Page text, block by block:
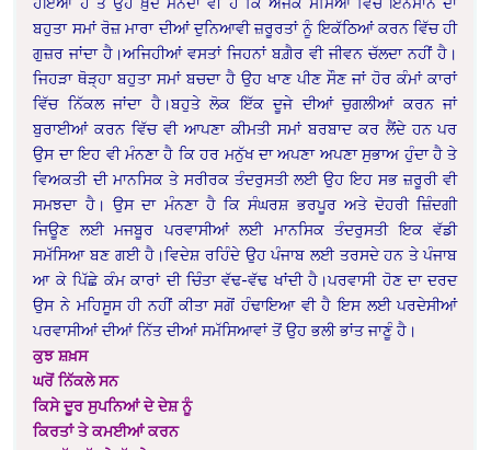
ਬਹੁਤਾ ਸਮਾਂ ਰੋਜ਼ ਮਾਰਾ ਦੀਆਂ ਦੁਨਿਆਵੀ ਜ਼ਰੂਰਤਾਂ ਨੂੰ ਇਕੱਠਿਆਂ ਕਰਨ ਵਿੱਚ ਹੀ
ਗੁਜ਼ਰ ਜਾਂਦਾ ਹੈ।ਅਜਿਹੀਆਂ ਵਸਤਾਂ ਜਿਹਨਾਂ ਬਗ਼ੈਰ ਵੀ ਜੀਵਨ ਚੱਲਦਾ ਨਹੀਂ ਹੈ।
ਜਿਹੜਾ ਥੋੜ੍ਹਾ ਬਹੁਤਾ ਸਮਾਂ ਬਚਦਾ ਹੈ ਉਹ ਖਾਣ ਪੀਣ ਸੌਣ ਜਾਂ ਹੋਰ ਕੰਮਾਂ ਕਾਰਾਂ
ਵਿੱਚ ਨਿੱਕਲ ਜਾਂਦਾ ਹੈ।ਬਹੁਤੇ ਲੋਕ ਇੱਕ ਦੂਜੇ ਦੀਆਂ ਚੁਗਲੀਆਂ ਕਰਨ ਜਾਂ
ਬੁਰਾਈਆਂ ਕਰਨ ਵਿੱਚ ਵੀ ਆਪਣਾ ਕੀਮਤੀ ਸਮਾਂ ਬਰਬਾਦ ਕਰ ਲੈਂਦੇ ਹਨ ਪਰ
ਉਸ ਦਾ ਇਹ ਵੀ ਮੰਨਣਾ ਹੈ ਕਿ ਹਰ ਮਨੁੱਖ ਦਾ ਅਪਣਾ ਅਪਣਾ ਸੁਭਾਅ ਹੁੰਦਾ ਹੈ ਤੇ
ਵਿਅਕਤੀ ਦੀ ਮਾਨਸਿਕ ਤੇ ਸਰੀਰਕ ਤੰਦਰੁਸਤੀ ਲਈ ਉਹ ਇਹ ਸਭ ਜ਼ਰੂਰੀ ਵੀ
ਸਮਝਦਾ ਹੈ। ਉਸ ਦਾ ਮੰਨਣਾ ਹੈ ਕਿ ਸੰਘਰਸ਼ ਭਰਪੂਰ ਅਤੇ ਦੋਹਰੀ ਜ਼ਿੰਦਗੀ
ਜਿਊਣ ਲਈ ਮਜਬੂਰ ਪਰਵਾਸੀਆਂ ਲਈ ਮਾਨਸਿਕ ਤੰਦਰੁਸਤੀ ਇਕ ਵੱਡੀ
ਸਮੱਸਿਆ ਬਣ ਗਈ ਹੈ।ਵਿਦੇਸ਼ ਰਹਿੰਦੇ ਉਹ ਪੰਜਾਬ ਲਈ ਤਰਸਦੇ ਹਨ ਤੇ ਪੰਜਾਬ
ਆ ਕੇ ਪਿੱਛੇ ਕੰਮ ਕਾਰਾਂ ਦੀ ਚਿੰਤਾ ਵੱਢ-ਵੱਢ ਖਾਂਦੀ ਹੈ।ਪਰਵਾਸੀ ਹੋਣ ਦਾ ਦਰਦ
ਉਸ ਨੇ ਮਹਿਸੂਸ ਹੀ ਨਹੀਂ ਕੀਤਾ ਸਗੋਂ ਹੰਢਾਇਆ ਵੀ ਹੈ ਇਸ ਲਈ ਪਰਦੇਸੀਆਂ
ਪਰਵਾਸੀਆਂ ਦੀਆਂ ਨਿੱਤ ਦੀਆਂ ਸਮੱਸਿਆਵਾਂ ਤੋਂ ਉਹ ਭਲੀ ਭਾਂਤ ਜਾਣੂੰ ਹੈ।
ਕੁਝ ਸ਼ਖ਼ਸ
ਘਰੋਂ ਨਿੱਕਲੇ ਸਨ
ਕਿਸੇ ਦੂਰ ਸੁਪਨਿਆਂ ਦੇ ਦੇਸ਼ ਨੂੰ
ਕਿਰਤਾਂ ਤੇ ਕਮਈਆਂ ਕਰਨ